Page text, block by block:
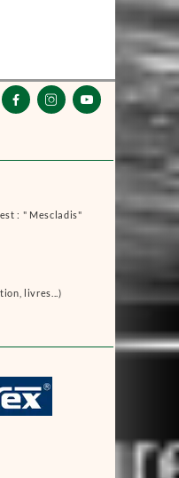
: " Mescladis"
livres...)
  